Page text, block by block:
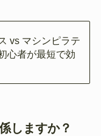
vs マシンピラテ
心者が最短で効
しますか？